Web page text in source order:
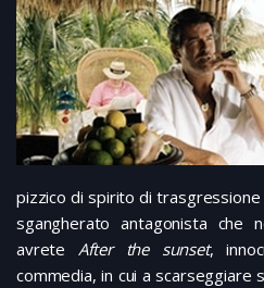
pizzico di spirito di
sgangherato antagonista che
avrete After the sunset,
commedia, in cui a scarseggiare